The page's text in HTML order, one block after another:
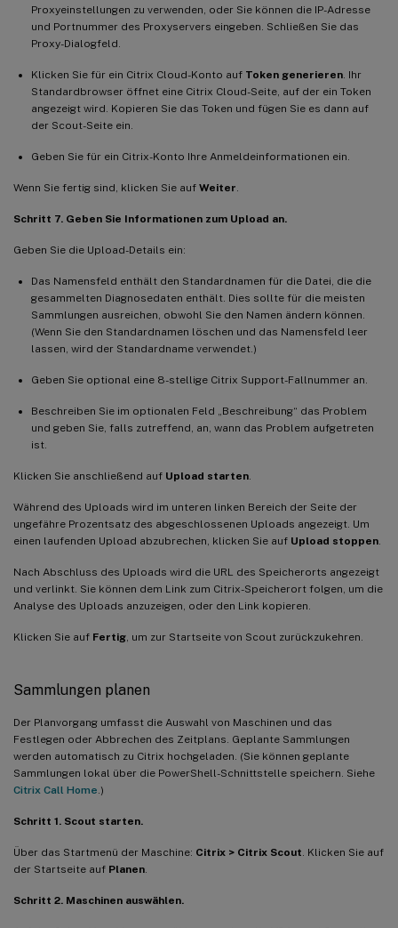
Proxyeinstellungen zu verwenden, oder Sie können die IP-Adresse
und Portnummer des Proxyservers eingeben. Schließen Sie das
Proxy-Dialogfeld.
Klicken Sie für ein Citrix Cloud-Konto auf Token generieren . Ihr
Standardbrowser öffnet eine Citrix Cloud-Seite, auf der ein Token
angezeigt wird. Kopieren Sie das Token und fügen Sie es dann auf
der Scout-Seite ein.
Geben Sie für ein Citrix-Konto Ihre Anmeldeinformationen ein.
Wenn Sie fertig sind, klicken Sie auf Weiter
Schritt 7. Geben Sie Informationen zum Upload an.
Geben Sie die Upload-Details ein:
Das Namensfeld enthält den Standardnamen für die Datei, die die
gesammelten Diagnosedaten enthält. Dies sollte für die meisten
Sammlungen ausreichen, obwohl Sie den Namen ändern können.
(Wenn Sie den Standardnamen löschen und das Namensfeld leer
lassen, wird der Standardname verwendet.)
Geben Sie optional eine 8-stellige Citrix Support-Fallnummer an.
Beschreiben Sie im optionalen Feld „Beschreibung“ das Problem
und geben Sie, falls zutreffend, an, wann das Problem aufgetreten
ist.
Klicken Sie anschließend auf Upload starten
Während des Uploads wird im unteren linken Bereich der Seite der
ungefähre Prozentsatz des abgeschlossenen Uploads angezeigt. Um
einen laufenden Upload abzubrechen, klicken Sie auf Upload stoppen
Nach Abschluss des Uploads wird die URL des Speicherorts angezeigt
und verlinkt. Sie können dem Link zum Citrix-Speicherort folgen, um die
Analyse des Uploads anzuzeigen, oder den Link kopieren.
Klicken Sie auf Fertig , um zur Startseite von Scout zurückzukehren.
Sammlungen planen
Der Planvorgang umfasst die Auswahl von Maschinen und das
Festlegen oder Abbrechen des Zeitplans. Geplante Sammlungen
werden automatisch zu Citrix hochgeladen. (Sie können geplante
Sammlungen lokal über die PowerShell-Schnittstelle speichern. Siehe
Citrix Call Home .)
Schritt 1. Scout starten.
Über das Startmenü der Maschine: Citrix > Citrix Scout . Klicken Sie auf
der Startseite auf Planen
Schritt 2. Maschinen auswählen.